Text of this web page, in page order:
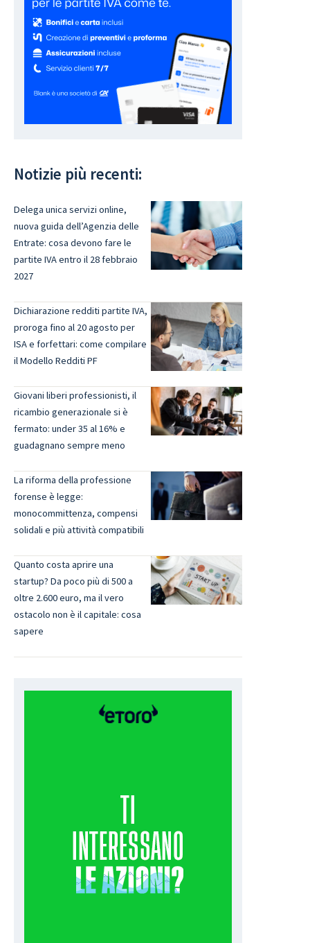
Notizie più recenti:
Delega unica servizi online,
nuova guida dell’Agenzia delle
Entrate: cosa devono fare le
partite IVA entro il 28 febbraio
2027
Dichiarazione redditi partite IVA,
proroga fino al 20 agosto per
ISA e forfettari: come compilare
il Modello Redditi PF
Giovani liberi professionisti, il
ricambio generazionale si è
fermato: under 35 al 16% e
guadagnano sempre meno
La riforma della professione
forense è legge:
monocommittenza, compensi
solidali e più attività compatibili
Quanto costa aprire una
startup? Da poco più di 500 a
oltre 2.600 euro, ma il vero
ostacolo non è il capitale: cosa
sapere